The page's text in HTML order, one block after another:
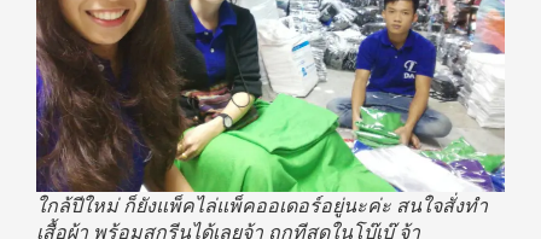
ใกล้ปีใหม่ ก็ยังแพ็คไล่แพ็คออเดอร์อยู่นะค่ะ สนใจสั่งทำ
เสื้อผ้า พร้อมสกรีนได้เลยจ้า ถูกทีสุดในโบ๊เบ๊ จ้า